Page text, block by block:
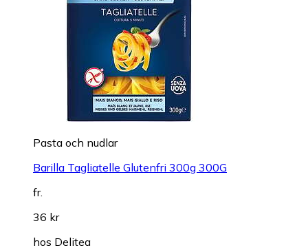
Pasta och nudlar
Barilla Tagliatelle Glutenfri 300g 300G
fr.
36 kr
hos Delitea